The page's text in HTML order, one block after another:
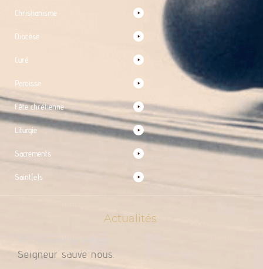
Christianisme
Diocèse
Curé
Paroisse
Fête chrétienne
Liturgie
Sacrements
Saint(e)s
Actualités
Seigneur sauve nous.